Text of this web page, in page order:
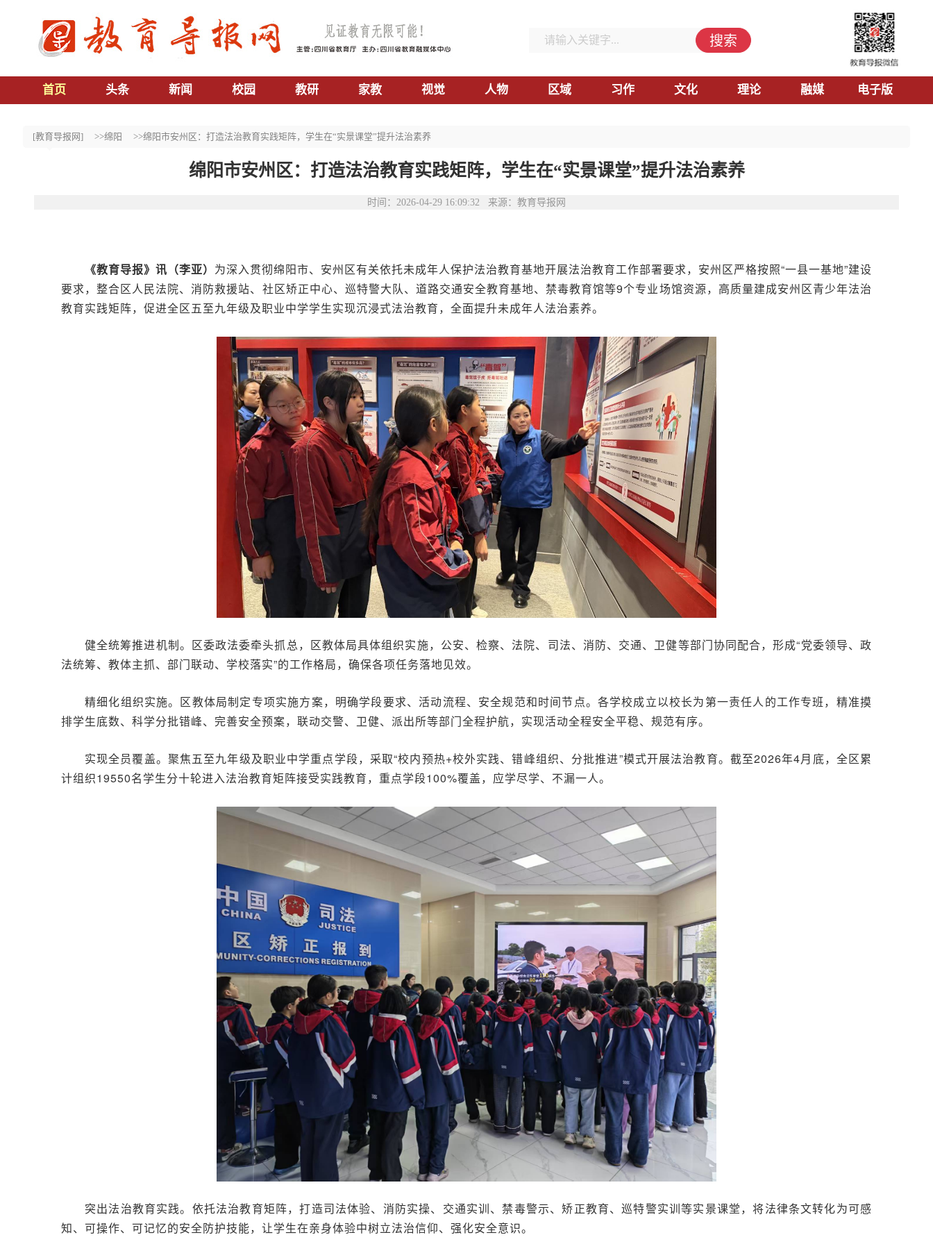
首页 头条 新闻 校园 教研 家教 视觉 人物 区域 习作 文化 理论 融媒 电子版
搜索
[教育导报网] >>绵阳 >>绵阳市安州区：打造法治教育实践矩阵，学生在“实景课堂”提升法治素养
绵阳市安州区：打造法治教育实践矩阵，学生在“实景课堂”提升法治素养
时间：2026-04-29 16:09:32 来源：教育导报网
《教育导报》讯（李亚） 为深入贯彻绵阳市、安州区有关依托未成年人保护法治教育基地开展法治教育工作部署要求，安州区严格按照“一县一基地”建设
要求，整合区人民法院、消防救援站、社区矫正中心、巡特警大队、道路交通安全教育基地、禁毒教育馆等9个专业场馆资源，高质量建成安州区青少年法治
教育实践矩阵，促进全区五至九年级及职业中学学生实现沉浸式法治教育，全面提升未成年人法治素养。
健全统筹推进机制。区委政法委牵头抓总，区教体局具体组织实施，公安、检察、法院、司法、消防、交通、卫健等部门协同配合，形成“党委领导、政
法统筹、教体主抓、部门联动、学校落实”的工作格局，确保各项任务落地见效。
精细化组织实施。区教体局制定专项实施方案，明确学段要求、活动流程、安全规范和时间节点。各学校成立以校长为第一责任人的工作专班，精准摸
排学生底数、科学分批错峰、完善安全预案，联动交警、卫健、派出所等部门全程护航，实现活动全程安全平稳、规范有序。
实现全员覆盖。聚焦五至九年级及职业中学重点学段，采取“校内预热+校外实践、错峰组织、分批推进”模式开展法治教育。截至2026年4月底，全区累
计组织19550名学生分十轮进入法治教育矩阵接受实践教育，重点学段100%覆盖，应学尽学、不漏一人。
突出法治教育实践。依托法治教育矩阵，打造司法体验、消防实操、交通实训、禁毒警示、矫正教育、巡特警实训等实景课堂，将法律条文转化为可感
知、可操作、可记忆的安全防护技能，让学生在亲身体验中树立法治信仰、强化安全意识。